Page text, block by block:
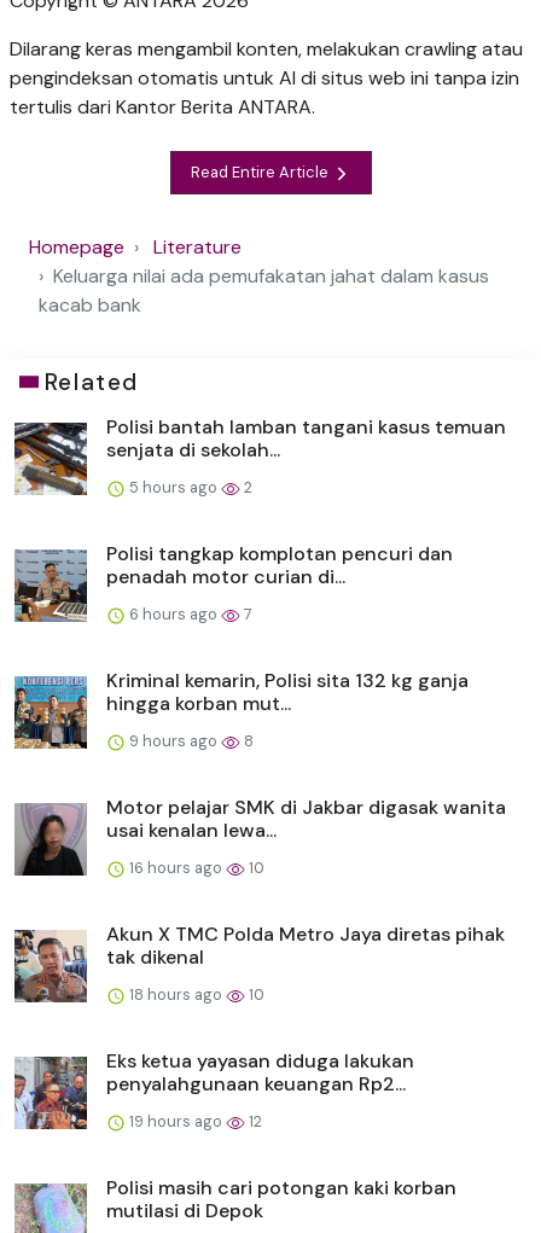
Dilarang keras mengambil konten, melakukan crawling atau
pengindeksan otomatis untuk AI di situs web ini tanpa izin
tertulis dari Kantor Berita ANTARA.
Read Entire Article
Homepage
Literature
Keluarga nilai ada pemufakatan jahat dalam kasus
kacab bank
Related
Polisi bantah lamban tangani kasus temuan
senjata di sekolah...
5 hours ago 2
Polisi tangkap komplotan pencuri dan
penadah motor curian di...
6 hours ago 7
Kriminal kemarin, Polisi sita 132 kg ganja
hingga korban mut...
9 hours ago 8
Motor pelajar SMK di Jakbar digasak wanita
usai kenalan lewa...
16 hours ago 10
Akun X TMC Polda Metro Jaya diretas pihak
tak dikenal
18 hours ago 10
Eks ketua yayasan diduga lakukan
penyalahgunaan keuangan Rp2...
19 hours ago 12
Polisi masih cari potongan kaki korban
mutilasi di Depok